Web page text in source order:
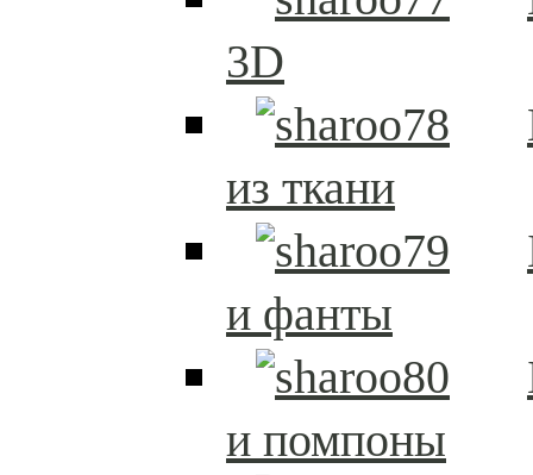
3D
из ткани
и фанты
и помпоны